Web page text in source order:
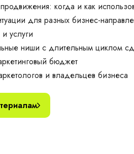
когда и как
для разных бизнес-
услуги
ниши с длительным циклом
бюджет
и владельцев бизнеса